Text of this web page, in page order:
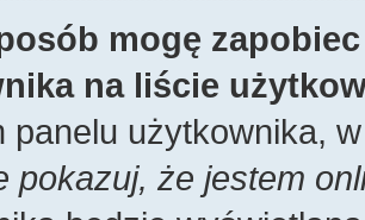
mogę
na liście
panelu użytkownika,
pokazuj, że jestem